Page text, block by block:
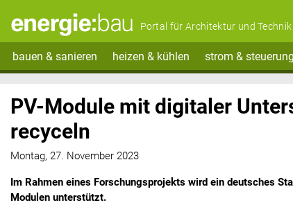
Portal für Architektur und Technik
bauen & sanieren heizen & kühlen strom & steuerung
PV-Module mit digitaler
recyceln
Montag, 27. November 2023
Im Rahmen eines Forschungsprojekts wird ein deutsches
Modulen unterstützt.